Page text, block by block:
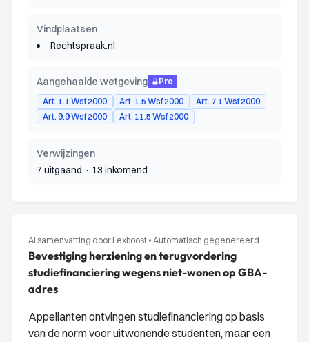
Vindplaatsen
Rechtspraak.nl
Aangehaalde wetgeving
Pro
Art. 1.1 Wsf 2000
Art. 1.5 Wsf 2000
Art. 7.1 Wsf 2000
Art. 9.9 Wsf 2000
Art. 11.5 Wsf 2000
Verwijzingen
7 uitgaand · 13 inkomend
AI samenvatting door Lexboost • Automatisch gegenereerd
Bevestiging herziening en terugvordering
studiefinanciering wegens niet-wonen op GBA-
adres
Appellanten ontvingen studiefinanciering op basis
van de norm voor uitwonende studenten, maar een